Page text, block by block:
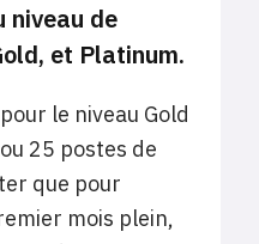
niveau de
et Platinum.
le niveau Gold
25 postes de
que pour
mois plein,